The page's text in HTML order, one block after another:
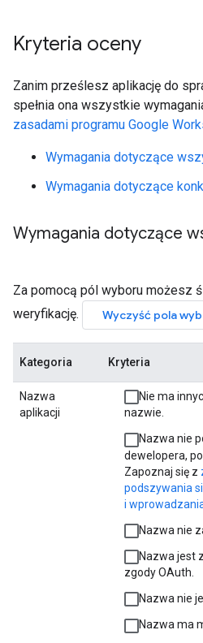
Kryteria oceny
Zanim prześlesz aplikację do
spełnia ona wszystkie
zasadami programu Google
Wymagania dotyczące
Wymagania dotyczące
Wymagania dotyczące
Za pomocą pól wyboru możesz
weryfikację.
Wyczyść pola
Kategoria Kryteria
Nazwa
aplikacji
Nie ma
nazwie.
Nazwa nie
dewelopera,
Zapoznaj się z
podszywania
i
Nazwa nie
Nazwa jest
zgody OAuth.
Nazwa nie
Nazwa ma